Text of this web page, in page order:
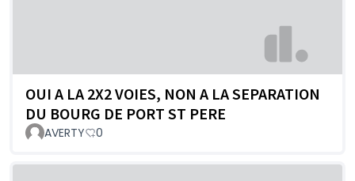
OUI A LA 2X2 VOIES, NON A LA SEPARATION
DU BOURG DE PORT ST PERE
AVERTY 0